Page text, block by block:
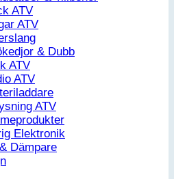
ATV
ATV
& Dubb
ATV
ATV
ATV
Elektronik
Dämpare